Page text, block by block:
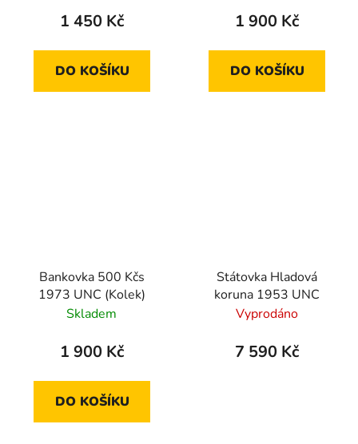
1 450 Kč
DO KOŠÍKU
1 900 Kč
DO KOŠÍKU
Bankovka 500 Kčs
1973 UNC (Kolek)
Skladem
1 900 Kč
DO KOŠÍKU
Státovka Hladová
koruna 1953 UNC
Vyprodáno
7 590 Kč